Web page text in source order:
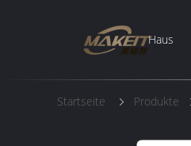
Haus
Startseite Produkte